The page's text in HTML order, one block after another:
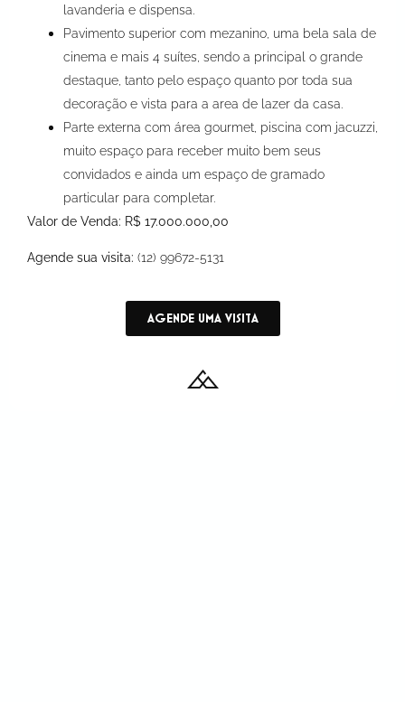
lavanderia e dispensa.
Pavimento superior com mezanino, uma bela sala de
cinema e mais 4 suítes, sendo a principal o grande
destaque, tanto pelo espaço quanto por toda sua
decoração e vista para a area de lazer da casa.
Parte externa com área gourmet, piscina com jacuzzi,
muito espaço para receber muito bem seus
convidados e ainda um espaço de gramado
particular para completar.
Valor de Venda: R$ 17.000.000,00
Agende sua visita: (12) 99672-5131
AGENDE UMA VISITA